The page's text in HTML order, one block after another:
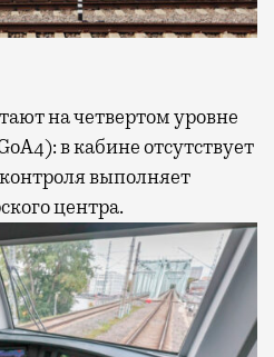
в кабине отсутствует
выполняет
центра.